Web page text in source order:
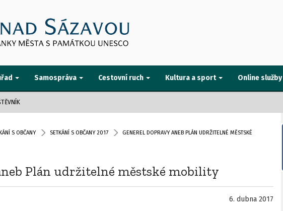
Samospráva Cestovní ruch Kultura a sport Online služby
S OBČANY SETKÁNÍ S OBČANY 2017
GENEREL DOPRAVY ANEB PLÁN UDRŽITELNÉ MĚSTSKÉ
Plán udržitelné městské mobility
6. dubna 2017